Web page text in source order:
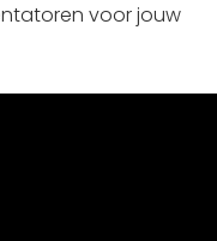
voor jouw